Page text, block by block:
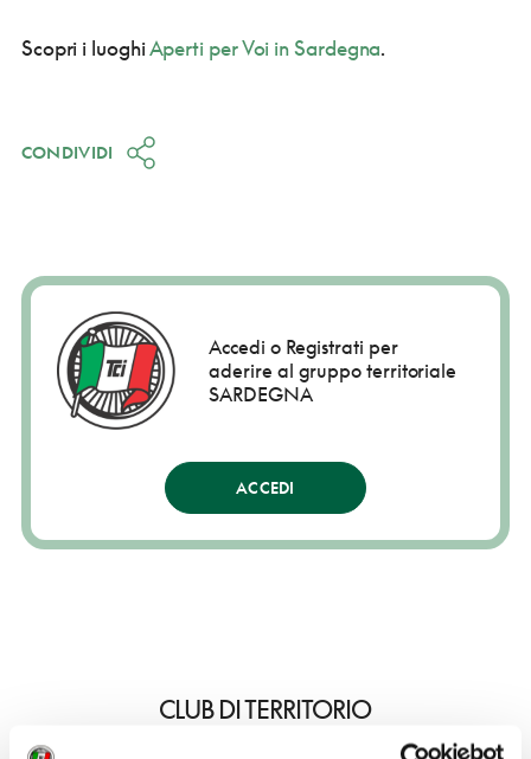
Scopri i luoghiAperti per Voi in Sardegna.
CONDIVIDI
Accedi o Registrati per
aderire al gruppo territoriale
SARDEGNA
ACCEDI
CLUB DI TERRITORIO